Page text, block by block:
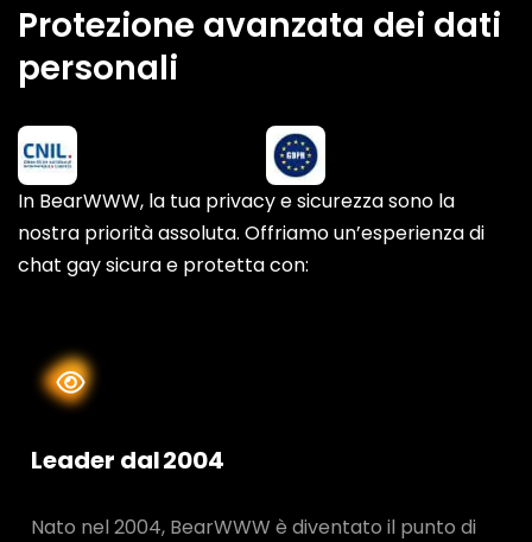
Protezione avanzata dei dati
personali
In BearWWW, la tua privacy e sicurezza sono la
nostra priorità assoluta. Offriamo un’esperienza di
chat gay sicura e protetta con:
Leader dal 2004
Nato nel 2004, BearWWW è diventato il punto di